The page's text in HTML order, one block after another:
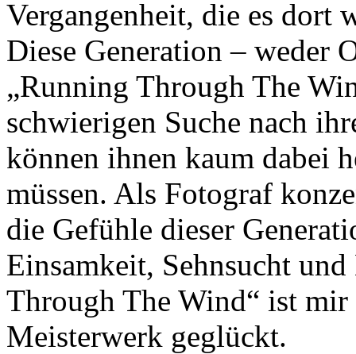
Vergangenheit, die es dort
Diese Generation – weder
„Running Through The
schwierigen Suche nach
können ihnen kaum dabei
müssen. Als Fotograf
die Gefühle dieser
Einsamkeit, Sehnsucht
Through The Wind“ ist
Meisterwerk geglückt.